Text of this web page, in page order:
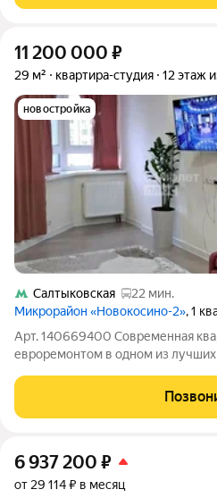
11 200 000 ₽
29 м² квартира-студия 12 этаж
новостройка
Салтыковская
22 мин.
Микрорайон «Новокосино-2», 1
Арт. 140669400 Современная
евроремонтом в одном из
общей площадью 28,9 кв.м в
постройки. Это отличный вариант
6 937 200 ₽
от 29 114 ₽ в месяц